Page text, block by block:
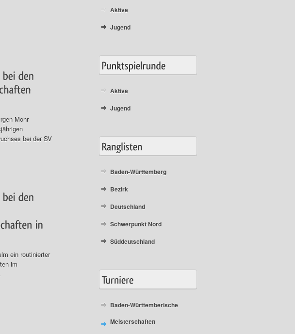
Mohr
bei der SV
ein routinierter
im
Aktive
Jugend
Aktive
Jugend
Baden-Württemberg
Bezirk
Deutschland
Schwerpunkt Nord
Süddeutschland
Baden-Württemberische
Meisterschaften